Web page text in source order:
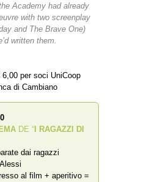
Academy had already
with two screenplay
and The Brave One)
written them.
6,00 per soci UniCoop
di Cambiano
DE “ I RAGAZZI DI
dai ragazzi
al film + aperitivo =